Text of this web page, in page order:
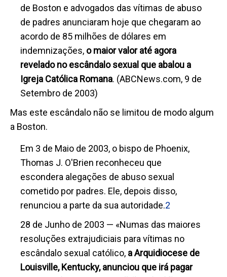
de Boston e advogados das vítimas de abuso
de padres anunciaram hoje que chegaram ao
acordo de 85 milhões de dólares em
indemnizações, o maior valor até agora
revelado no escândalo sexual que abalou a
Igreja Católica Romana. (ABCNews.com, 9 de
Setembro de 2003)
Mas este escândalo não se limitou de modo algum
a Boston.
Em 3 de Maio de 2003, o bispo de Phoenix,
Thomas J. O'Brien reconheceu que
escondera alegações de abuso sexual
cometido por padres. Ele, depois disso,
renunciou a parte da sua autoridade.2
28 de Junho de 2003 — «Numas das maiores
resoluções extrajudiciais para vítimas no
escândalo sexual católico, a Arquidiocese de
Louisville, Kentucky, anunciou que irá pagar